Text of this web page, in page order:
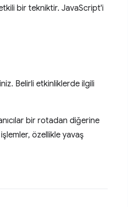
bir tekniktir. JavaScript'i
Belirli etkinliklerde ilgili
bir rotadan diğerine
özellikle yavaş